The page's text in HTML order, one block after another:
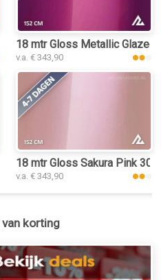
18 mtr Gloss Metallic Glazed
v.a. € 343,90
Pink 3153 interieurfolie
18 mtr Gloss Sakura Pink
v.a. € 343,90
korting